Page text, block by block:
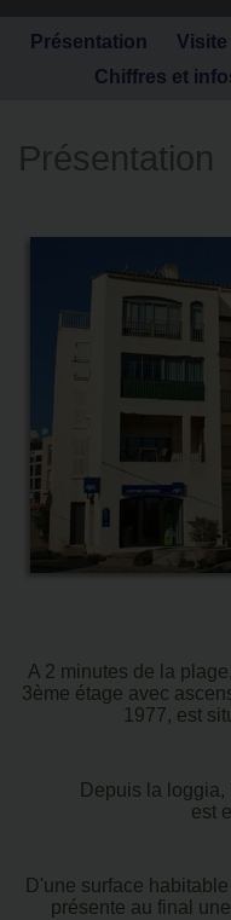
Présentation
Chiffres et
Présentation
A 2 minutes de la
3ème étage avec
1977, est
Depuis la loggia,
est
D'une surface
présente au final